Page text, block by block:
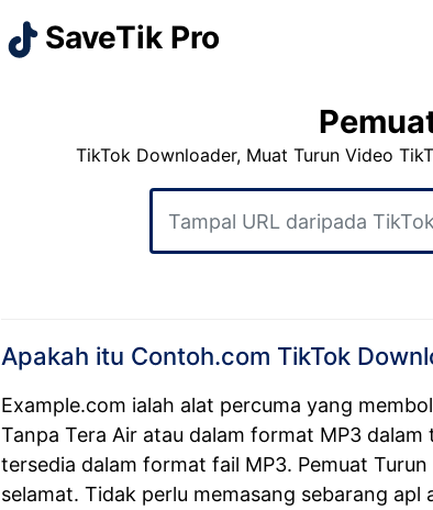
SaveTik Pro
TikTok Downloader, Muat Turun Video
Apakah itu Contoh.com TikTok
Example.com ialah alat percuma yang
Tanpa Tera Air atau dalam format MP3
tersedia dalam format fail MP3. Pemuat
selamat. Tidak perlu memasang sebarang